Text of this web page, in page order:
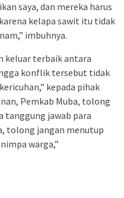
saya, dan mereka harus
kelapa sawit itu tidak
imbuhnya.
keluar terbaik antara
konflik tersebut tidak
kepada pihak
Pemkab Muba, tolong
tanggung jawab para
tolong jangan menutup
warga,”